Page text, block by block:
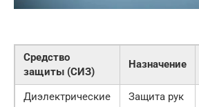
Средство
защиты (СИЗ)
Назначение
Диэлектрические
Защита рук